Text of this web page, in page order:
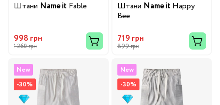
Штани Name it Fable
998 грн
1 260 грн
Штани Name it Happy
Bee
719 грн
899 грн
New
-30%
New
-30%